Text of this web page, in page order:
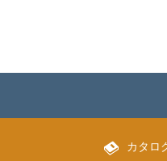
カタロ